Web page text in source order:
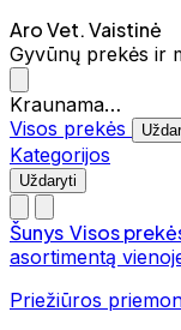
Aro Vet. Vaistinė
Gyvūnų prekės ir
Kraunama…
Visos prekės
Kategorijos
Uždaryti
Šunys Visos
asortimentą
Priežiūros